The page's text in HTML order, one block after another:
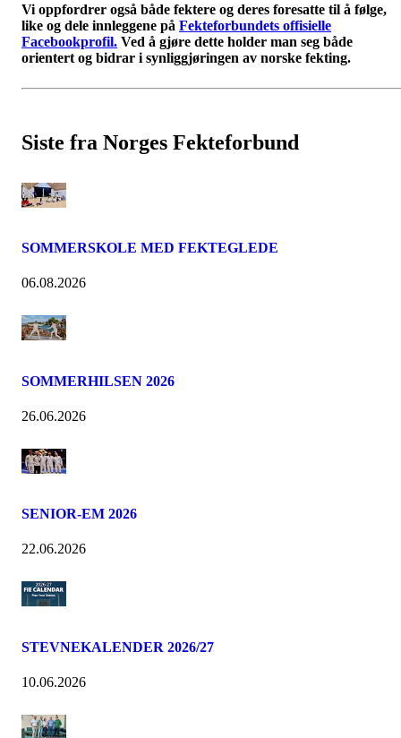
Vi oppfordrer også både fektere og deres foresatte til å følge,
like og dele innleggene på Fekteforbundets offisielle
Facebookprofil. Ved å gjøre dette holder man seg både
orientert og bidrar i synliggjøringen av norske fekting.
Siste fra Norges Fekteforbund
SOMMERSKOLE MED FEKTEGLEDE
06.08.2026
SOMMERHILSEN 2026
26.06.2026
SENIOR-EM 2026
22.06.2026
STEVNEKALENDER 2026/27
10.06.2026